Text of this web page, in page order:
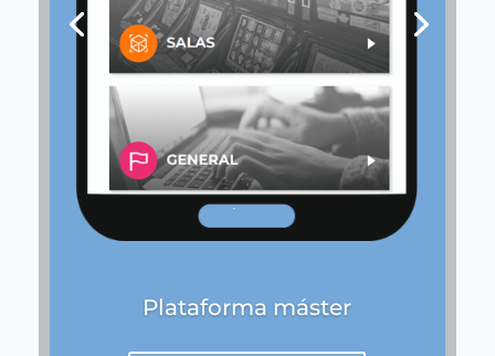
Plataforma máster